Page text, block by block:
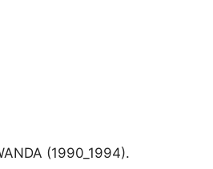
(1990_1994).